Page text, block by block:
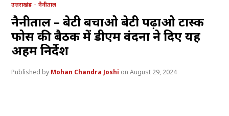
उत्तराखंड नैनीताल
नैनीताल – बेटी बचाओ बेटी पढ़ाओ टास्क
फोर्स की बैठक में डीएम वंदना ने दिए यह
अहम निर्देश
Mohan Chandra Joshi August 29, 2024